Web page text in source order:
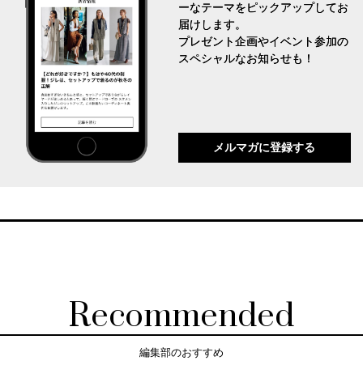
ーなテーマをピックアップしてお
届けします。
プレゼント企画やイベント参加の
スペシャルなお知らせも！
メルマガに登録する
Recommended
編集部のおすすめ